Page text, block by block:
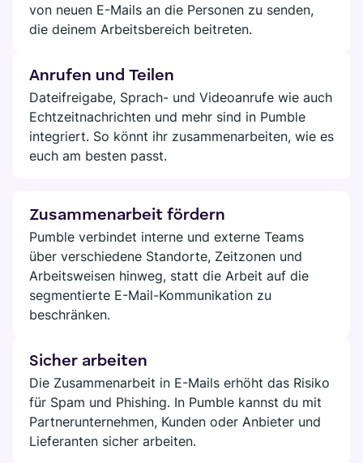
von neuen E-Mails an die Personen zu senden,
die deinem Arbeitsbereich beitreten.
Anrufen und Teilen
Dateifreigabe, Sprach- und Videoanrufe wie auch
Echtzeitnachrichten und mehr sind in Pumble
integriert. So könnt ihr zusammenarbeiten, wie es
euch am besten passt.
Zusammenarbeit fördern
Pumble verbindet interne und externe Teams
über verschiedene Standorte, Zeitzonen und
Arbeitsweisen hinweg, statt die Arbeit auf die
segmentierte E-Mail-Kommunikation zu
beschränken.
Sicher arbeiten
Die Zusammenarbeit in E-Mails erhöht das Risiko
für Spam und Phishing. In Pumble kannst du mit
Partnerunternehmen, Kunden oder Anbieter und
Lieferanten sicher arbeiten.